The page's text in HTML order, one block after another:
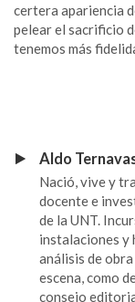
certera apariencia
pelear el sacrificio
tenemos más
Aldo
Nació, vive y
docente e
de la UNT.
instalaciones y
análisis de
escena, como
consejo